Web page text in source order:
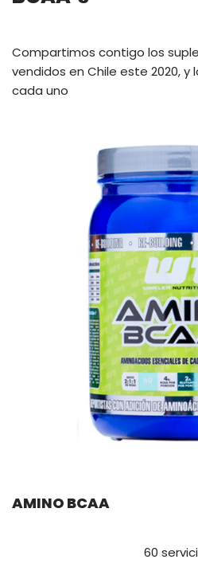
Compartimos contigo los
vendidos en Chile este 2020,
cada uno
AMINO BCAA
60